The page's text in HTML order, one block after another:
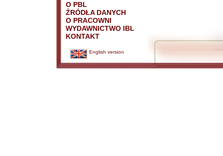
O PBL
ŹRÓDŁA DANYCH
O PRACOWNI
WYDAWNICTWO IBL
KONTAKT
English version